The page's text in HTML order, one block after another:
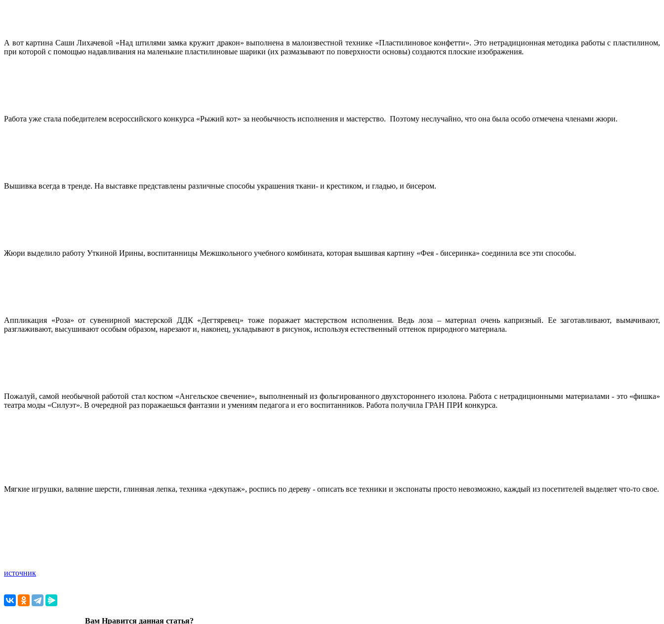
А вот картина Саши Лихачевой «Над штилями замка кружит дракон» выполнена в малоизвестной технике «Пластилиновое конфетти». Это нетрадиционная методика работы с пластилином,
при которой с помощью надавливания на маленькие пластилиновые шарики (их размазывают по поверхности основы) создаются плоские изображения.
Работа уже стала победителем всероссийского конкурса «Рыжий кот» за необычность исполнения и мастерство. Поэтому неслучайно, что она была особо отмечена членами жюри.
Вышивка всегда в тренде. На выставке представлены различные способы украшения ткани- и крестиком, и гладью, и бисером.
Жюри выделило работу Уткиной Ирины, воспитанницы Межшкольного учебного комбината, которая вышивая картину «Фея - бисеринка» соединила все эти способы.
Аппликация «Роза» от сувенирной мастерской ДДК «Дегтяревец» тоже поражает мастерством исполнения. Ведь лоза – материал очень капризный. Ее заготавливают, вымачивают,
разглаживают, высушивают особым образом, нарезают и, наконец, укладывают в рисунок, используя естественный оттенок природного материала.
Пожалуй, самой необычной работой стал костюм «Ангельское свечение», выполненный из фольгированного двухстороннего изолона. Работа с нетрадиционными материалами - это «фишка»
театра моды «Силуэт». В очередной раз поражаешься фантазии и умениям педагога и его воспитанников. Работа получила ГРАН ПРИ конкурса.
Мягкие игрушки, валяние шерсти, глиняная лепка, техника «декупаж», роспись по дереву - описать все техники и экспонаты просто невозможно, каждый из посетителей выделяет что-то свое.
источник
Вам Нравится данная статья?